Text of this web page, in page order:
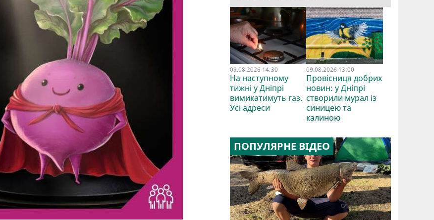
09.08.2026 14:30
На наступному
тижні у Дніпрі
вимикатимуть газ.
Усі адреси
09.08.2026 13:00
Провісниця добрих
новин: у Дніпрі
створили мурал із
синицею та
калиною
ПОПУЛЯРНЕ ВІДЕО